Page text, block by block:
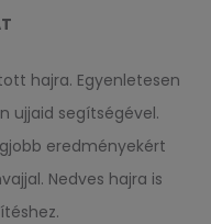
hajra. Egyenletesen
ujjaid segítségével.
eredményekért
Nedves hajra is